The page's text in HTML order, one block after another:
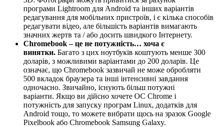
програми Lightroom для Android та інших варіантів
редагування для мобільних пристроїв, і є кілька способів
редагувати відео, але більшість варіантів вимагають
значних жертв та / або досить швидкого Інтернету.
Chromebook – це не потужність… хоча є
винятки. Багато з цих ноутбуків коштують менше 300
доларів, з можливими варіантами до 200 доларів. Це
означає, що Chromebook зазвичай не може обробляти
500 вкладок браузера та інші інтенсивні завдання
одночасно. Звичайно, існують більш потужні
варіанти. Якщо ви дійсно хочете ОС Chrome і
потужність для запуску програм Linux, додатків для
Android тощо, то можете вибрати щось на зразок Google
Pixelbook або Chromebook Samsung Galaxy.